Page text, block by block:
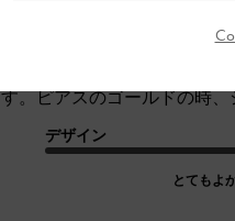
友達の買い物に付き合いで
す。ピアスのゴールドの時
デザイン
とてもよ